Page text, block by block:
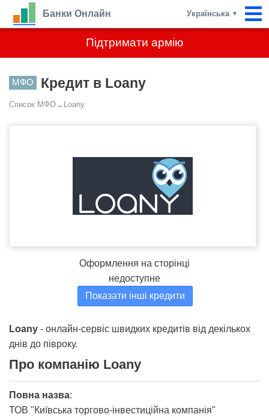
Підтримати армію
Банки Онлайн Українська ▼
МФО Кредит в Loany
Список МФО→ Loany
Оформлення на сторінці
недоступне
Показати інші кредити
Loany - онлайн-сервіс швидких кредитів від декількох
днів до півроку.
Про компанію Loany
Повна назва:
ТОВ "Київська торгово-інвестиційна компанія"